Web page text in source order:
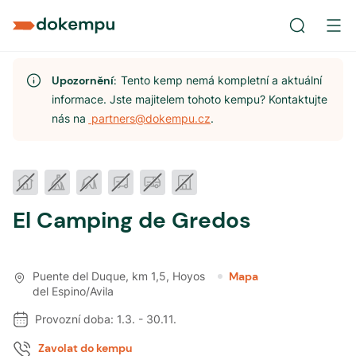
Upozornění:Tento kemp nemá kompletní a aktuální
informace. Jste majitelem tohoto kempu? Kontaktujte
nás na partners@dokempu.cz.
El Camping de Gredos
Puente del Duque, km 1,5, Hoyos
del Espino/Avila
Mapa
Provozní doba: 1.3. - 30.11.
Zavolat do kempu